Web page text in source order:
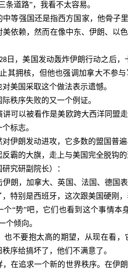
条道路”，我看不太容易。
等强国还是指西方国家，他骨子
依赖，然而在像中东、伊朗、以
日，美国发动轰炸伊朗行动之后
其拥核，但他也强调加拿大不参
美国采取这个做法表示遗憾。
秩序失败的又一个例证。
讲可以被看作是美欧跨大西洋同盟
标志。
伊朗发动进攻，它多数的盟国普
霸的大旗，走上与美国完全脱钩的
究研副院长）
：
伊朗，加拿大、英国、法国、德国
特别是西班牙，这次跟美国硬刚，
个“势”吧，它们也看到这个事情本
个倾向。
也不要抱太高的期望，从现在看
序给搞坏了，他们不满意了。
，在追求一个新的世界秩序。在伊